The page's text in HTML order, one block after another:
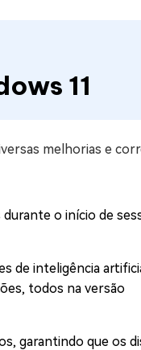
11
melhorias e
durante o início de
de inteligência
todos na versão
garantindo que os